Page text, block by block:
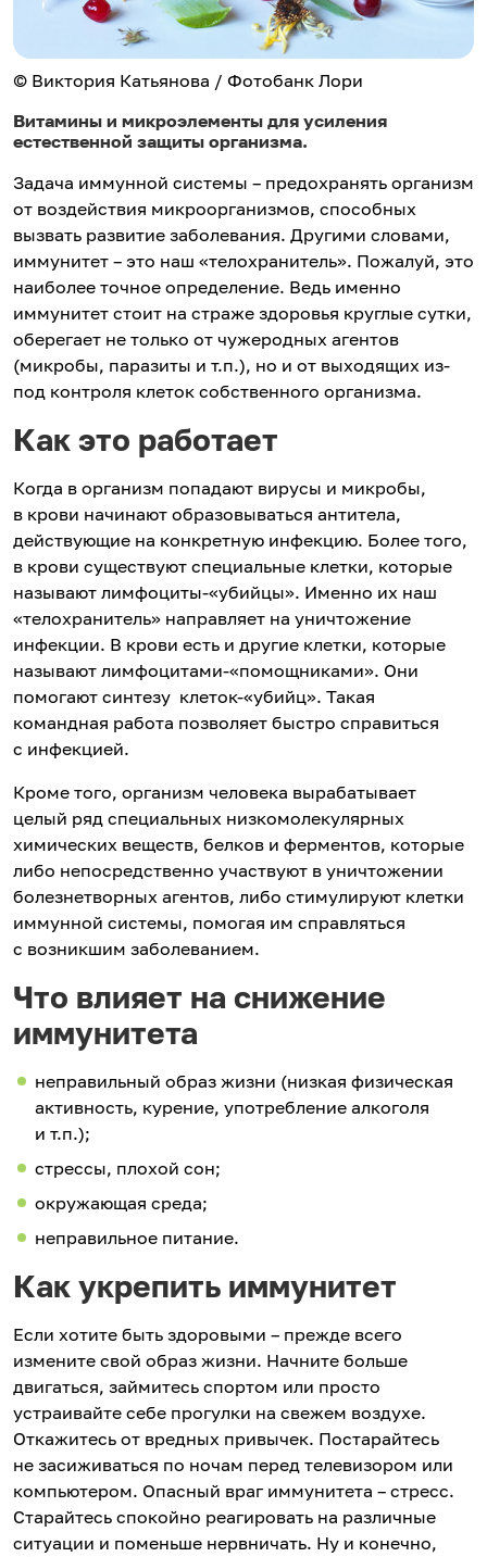
© Виктория Катьянова / Фотобанк Лори
Витамины и микроэлементы для усиления
естественной защиты организма.
Задача иммунной системы – предохранять организм
от воздействия микроорганизмов, способных
вызвать развитие заболевания. Другими словами,
иммунитет – это наш «телохранитель». Пожалуй, это
наиболее точное определение. Ведь именно
иммунитет стоит на страже здоровья круглые сутки,
оберегает не только от чужеродных агентов
(микробы, паразиты и т.п.), но и от выходящих из-
под контроля клеток собственного организма.
Как это работает
Когда в организм попадают вирусы и микробы,
в крови начинают образовываться антитела,
действующие на конкретную инфекцию. Более того,
в крови существуют специальные клетки, которые
называют лимфоциты-«убийцы». Именно их наш
«телохранитель» направляет на уничтожение
инфекции. В крови есть и другие клетки, которые
называют лимфоцитами-«помощниками». Они
помогают синтезу клеток-«убийц». Такая
командная работа позволяет быстро справиться
с инфекцией.
Кроме того, организм человека вырабатывает
целый ряд специальных низкомолекулярных
химических веществ, белков и ферментов, которые
либо непосредственно участвуют в уничтожении
болезнетворных агентов, либо стимулируют клетки
иммунной системы, помогая им справляться
с возникшим заболеванием.
Что влияет на снижение
иммунитета
неправильный образ жизни (низкая физическая
активность, курение, употребление алкоголя
и т.п.);
стрессы, плохой сон;
окружающая среда;
неправильное питание.
Как укрепить иммунитет
Если хотите быть здоровыми – прежде всего
измените свой образ жизни. Начните больше
двигаться, займитесь спортом или просто
устраивайте себе прогулки на свежем воздухе.
Откажитесь от вредных привычек. Постарайтесь
не засиживаться по ночам перед телевизором или
компьютером. Опасный враг иммунитета – стресс.
Старайтесь спокойно реагировать на различные
ситуации и поменьше нервничать. Ну и конечно,